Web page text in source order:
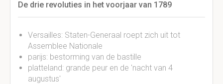
De drie revoluties in het voorjaar van 1789
Versailles: Staten-Generaal roept zich uit tot
Assemblee Nationale
parijs: bestorming van de bastille
platteland: grande peur en de 'nacht van 4
augustus'